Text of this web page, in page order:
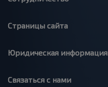
Страницы сайта
Юридическая информация
Связаться с нами